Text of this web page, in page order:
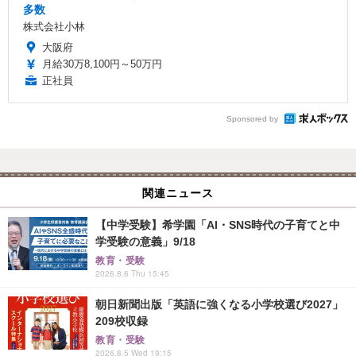
多数
株式会社小林
大阪府
月給30万8,100円～50万円
正社員
Sponsored by
関連ニュース
【中学受験】希学園「AI・SNS時代の子育てと中
学受験の意義」9/18
教育・受験
2026.8.6 Thu 15:45
朝日新聞出版「英語に強くなる小学校選び2027」
209校収録
教育・受験
2026.8.5 Wed 19:15